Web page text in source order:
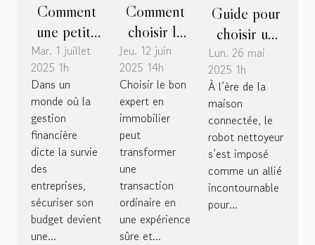
Comment
une petite
entreprise
numérique
peut
sécuriser
votre
budget ?
Mar. 1 juillet
2025 1h
Dans un
monde où la
gestion
financière
dicte la survie
des
entreprises,
sécuriser son
budget devient
une...
Comment
choisir le
bon expert
en
immobilier
pour vos
besoins
spécifiques
Jeu. 12 juin
2025 14h
Choisir le bon
expert en
immobilier
peut
transformer
une
transaction
ordinaire en
une expérience
sûre et...
Guide pour
choisir un
robot
nettoyeur
efficace
pour
différents
types
d'habitations
Lun. 26 mai
2025 1h
À l’ère de la
maison
connectée, le
robot nettoyeur
s’est imposé
comme un allié
incontournable
pour...